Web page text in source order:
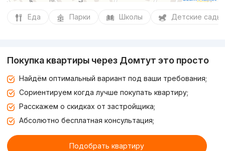
Еда Парки Школы Детские сады
Покупка квартиры через Домтут это просто
Найдём оптимальный вариант под ваши требования;
Сориентируем когда лучше покупать квартиру;
Расскажем о скидках от застройщика;
Абсолютно бесплатная консультация;
Подобрать квартиру